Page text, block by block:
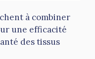
à combiner
une efficacité
des tissus